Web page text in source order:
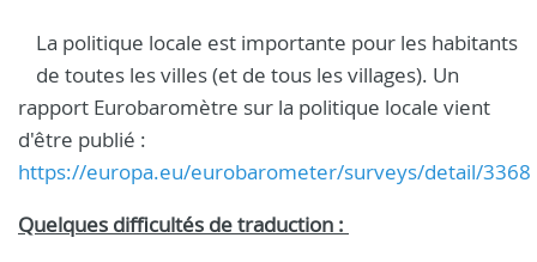
La politique locale est importante pour les habitants
de toutes les villes (et de tous les villages). Un
rapport Eurobaromètre sur la politique locale vient
d'être publié :
https://europa.eu/eurobarometer/surveys/detail/3368
Quelques difficultés de traduction :